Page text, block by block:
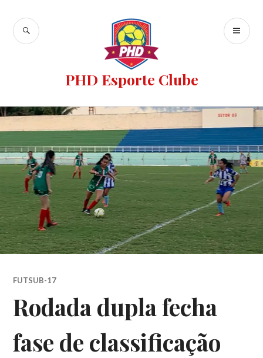
PHD Esporte Clube
FUTSUB-17
Rodada dupla fecha
fase de classificação